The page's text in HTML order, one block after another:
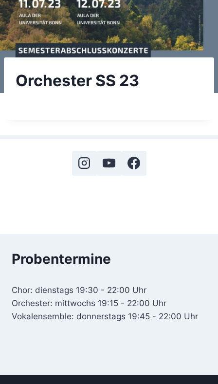
Orchester SS 23
Probentermine
Chor: dienstags 19:30 - 22:00 Uhr
Orchester: mittwochs 19:15 - 22:00 Uhr
Vokalensemble: donnerstags 19:45 - 22:00 Uhr